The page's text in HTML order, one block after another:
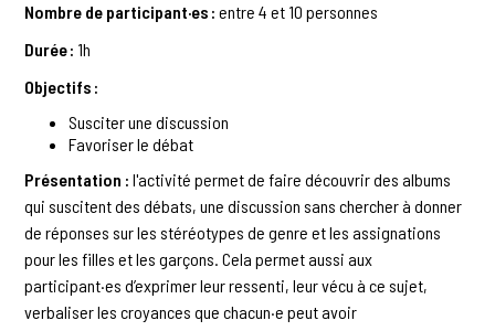
Nombre de participant·es : entre 4 et 10 personnes
Durée : 1h
Objectifs :
Susciter une discussion
Favoriser le débat
Présentation : l'activité permet de faire découvrir des albums
qui suscitent des débats, une discussion sans chercher à donner
de réponses sur les stéréotypes de genre et les assignations
pour les filles et les garçons. Cela permet aussi aux
participant·es d’exprimer leur ressenti, leur vécu à ce sujet,
verbaliser les croyances que chacun·e peut avoir